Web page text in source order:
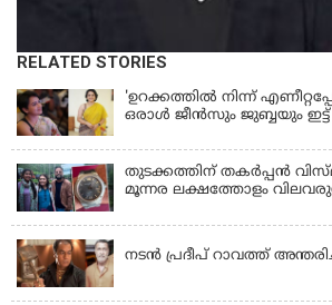
RELATED STORIES
'ഉറക്കത്തിൽ നിന്ന്
ഒരാൾ ജീൻസും ജുബ്ബയും ഇട്ട്
മരിച്ചുപോയെന്ന് പറഞ്ഞു;
ഉണ്ടെന്ന് നടി ലെന
തുടക്കത്തിന് തകർപ്പൻ
മൂന്നര ലക്ഷത്തോളം
നടൻ പ്രദീപ് റാവത്ത്